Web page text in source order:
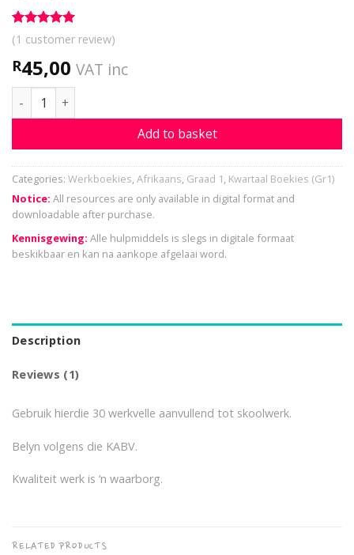
Rated5
out of 5
based on
1
customer
rating
(1 customer review)
R45,00 VAT inc
Graad 1 Afrikaans Huistaal Kwartaal 4 quantity
Add to basket
Categories: Werkboekies,Afrikaans, Graad 1, Kwartaal Boekies (Gr1)
Notice: All resources are only available in digital format and
downloadable after purchase.
Kennisgewing: Alle hulpmiddels is slegs in digitale formaat
beskikbaar en kan na aankope afgelaai word.
Description
Reviews (1)
Gebruik hierdie 30 werkvelle aanvullend tot skoolwerk.
Belyn volgens die KABV.
Kwaliteit werk is ‘n waarborg.
RELATED PRODUCTS